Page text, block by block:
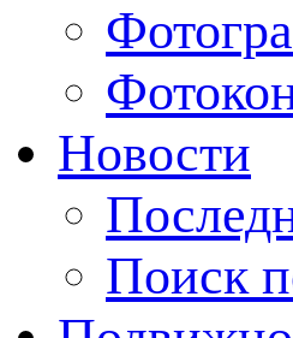
Новости
Поиск